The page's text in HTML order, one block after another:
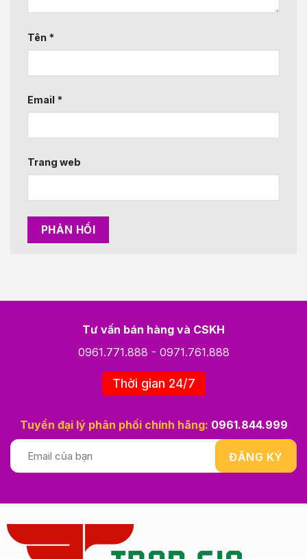
Tên *
Email *
Trang web
Tư vấn bán hàng và CSKH
0961.771.888 - 0971.761.888
Thời gian 24/7
Tuyển đại lý phân phối chính hãng: 0961.844.999